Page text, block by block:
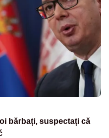
bărbați, suspectați că